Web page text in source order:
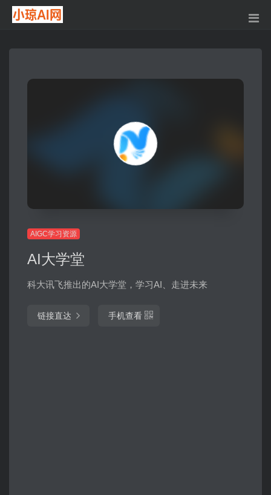
AIGC学习资源
AI大学堂
科大讯飞推出的AI大学堂，学习AI、走进未来
链接直达 手机查看